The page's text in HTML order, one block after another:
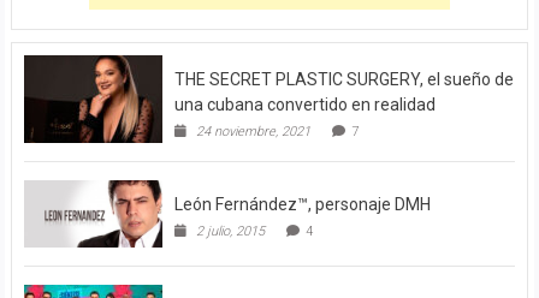
THE SECRET PLASTIC SURGERY, el sueño de
una cubana convertido en realidad
24 noviembre, 2021 7
León Fernández™, personaje DMH
2 julio, 2015 4